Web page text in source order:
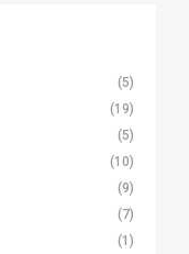
(5)
(19)
(5)
(10)
(9)
(7)
(1)